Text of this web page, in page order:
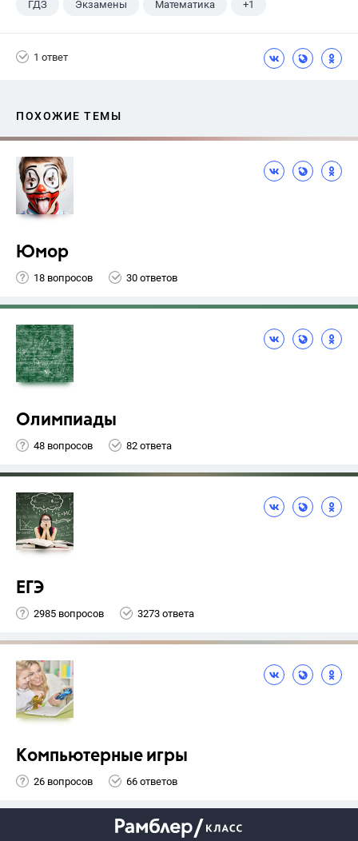
ГДЗ Экзамены Математика +1
1 ответ
ПОХОЖИЕ ТЕМЫ
Юмор
18 вопросов 30 ответов
Олимпиады
48 вопросов 82 ответа
ЕГЭ
2985 вопросов 3273 ответа
Компьютерные игры
26 вопросов 66 ответов